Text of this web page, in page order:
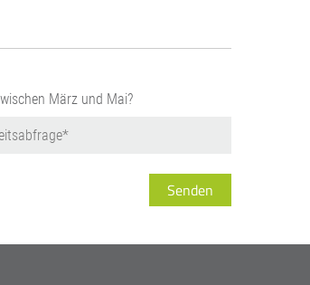
März und Mai?